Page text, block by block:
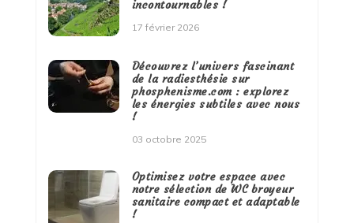
incontournables !
17 février 2026
Découvrez l’univers fascinant
de la radiesthésie sur
phosphenisme.com : explorez
les énergies subtiles avec nous
!
03 octobre 2025
Optimisez votre espace avec
notre sélection de WC broyeur
sanitaire compact et adaptable
!